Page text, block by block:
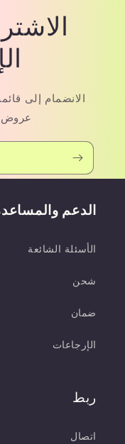
الانضمام إلى
عروض
الدعم
الأسئلة الشائعة
شحن
ضمان
الإرجاعات
ربط
اتصال